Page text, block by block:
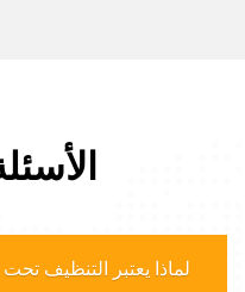
لماذا يعتبر التنظيف